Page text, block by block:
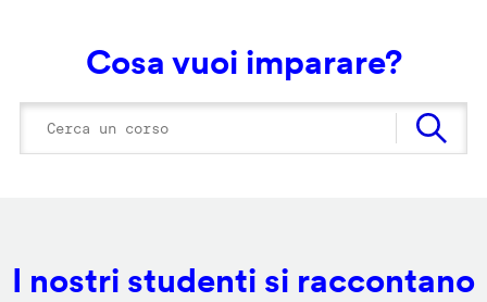
Cosa vuoi imparare?
I nostri studenti si raccontano